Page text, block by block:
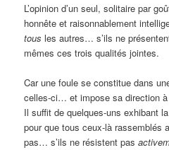
L’opinion d’un seul, solitaire par
honnête et raisonnablement
tous les autres… s’ils ne
mêmes ces trois qualités jointes.
Car une foule se constitue dans
celles-ci… et impose sa direction à
Il suffit de quelques-uns exhibant
pour que tous ceux-là rassemblés
pas… s’ils ne résistent pas